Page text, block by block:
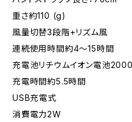
重さ約110 (g)
風量切替3段階+リズム風
連続使用時間約4～15時間
充電池リチウムイオン電池
充電時間約5.5時間
USB充電式
消費電力2W